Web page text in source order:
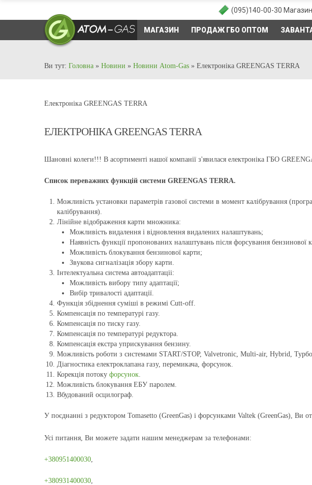
(095)140-00-30
МАГАЗИН ПРОДАЖ ГБО ОПТОМ
Ви тут: Головна » Новини » Новини Atom-Gas » Електроніка GREENGAS TERRA
Електроніка GREENGAS TERRA
ЕЛЕКТРОНІКА GREENGAS TERRA
Шановні колеги!!! В асортименті нашої компанії з'явилася електроніка ГБО
Список переважних функцій системи GREENGAS TERRA.
Можливість установки параметрів газової системи в момент калібрування
калібрування).
Лінійне відображення карти множника:
Можливість видалення і відновлення видалених налаштувань;
Наявність функції пропонованих налаштувань після форсування бензинової
Можливість блокування бензинової карти;
Звукова сигналізація збору карти.
Інтелектуальна система автоадаптаціі:
Можливість вибору типу адаптації;
Вибір тривалості адаптації.
Функція збіднення суміші в режимі Cutt-off.
Компенсація по температурі газу.
Компенсація по тиску газу.
Компенсація по температурі редуктора.
Компенсація екстра уприскування бензину.
Можливість роботи з системами START/STOP, Valvetronic, Multi-air, Hybrid,
Діагностика електроклапана газу, перемикача, форсунок.
Корекція потоку форсунок.
Можливість блокування ЕБУ паролем.
Вбудований осцилограф.
У поєднанні з редуктором Tomasetto (GreenGas) і форсунками Valtek (GreenGas), Ви
Усi питання, Ви можете задати нашим менеджерам за телефонами:
+380951400030,
+380931400030,